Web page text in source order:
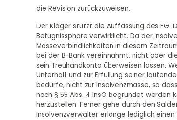
die Revision zurückzuweisen.
Der Kläger stützt die Auffassung des FG.
Befugnissphäre verwirklicht. Da der
Masseverbindlichkeiten in diesem
bei der B-Bank vereinnahmt, nicht aber
sein Treuhandkonto überweisen lassen.
Unterhalt und zur Erfüllung seiner
bedürfe, nicht zur Insolvenzmasse, so
nach § 55 Abs. 4 InsO begründet werden
herzustellen. Ferner gehe durch den
Insolvenzverwalter erlange lediglich